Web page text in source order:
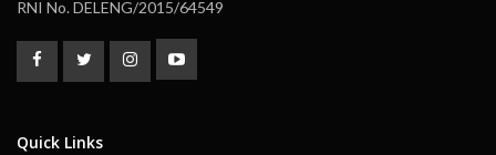
RNI No. DELENG/2015/64549
Quick Links